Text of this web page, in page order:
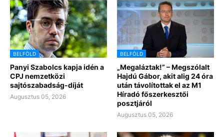
BELFÖLD
Panyi Szabolcs kapja idén a
CPJ nemzetközi
sajtószabadság-díját
Augusztus 05, 2026
BELFÖLD
„Megaláztak!” – Megszólalt
Hajdú Gábor, akit alig 24 óra
után távolítottak el az M1
Híradó főszerkesztői
posztjáról
Augusztus 05, 2026